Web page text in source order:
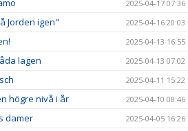
2025-04-17 07:36
Jorden igen" 2025-04-16 20:03
2025-04-13 16:55
lagen 2025-04-13 07:02
2025-04-11 15:22
högre nivå i år 2025-04-10 08:46
damer 2025-04-05 16:26